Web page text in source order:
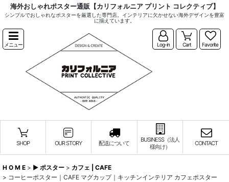
海外おしゃれポスター通販【カリフォルニア プリント コレクティブ】
シンプルでおしゃれなポスターを厳選した専門店。インテリアに欠かせない海外デザインを豊富
に揃えています。
メニュー Log-in Cart Favorite
SHOP OUR STORY 配送について
BUSINESS（法人
様向け）
CONTACT
H O M E > ▶︎ ポスター > カフェ | CAFE
> コーヒーポスター｜CAFE マグカップ｜キッチンインテリア カフェポスター